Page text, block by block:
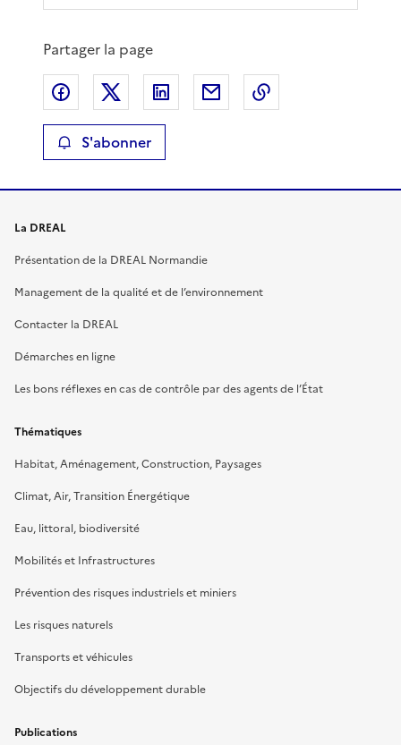
Partager la page
Partager sur Facebook
Partager sur XPartager sur LinkedIn
Partager par email
S'abonner
La DREAL
Présentation de la DREAL Normandie
Management de la qualité et de l’environnement
Contacter la DREAL
Démarches en ligne
Les bons réflexes en cas de contrôle par des agents de l’État
Thématiques
Habitat, Aménagement, Construction, Paysages
Climat, Air, Transition Énergétique
Eau, littoral, biodiversité
Mobilités et Infrastructures
Prévention des risques industriels et miniers
Les risques naturels
Transports et véhicules
Objectifs du développement durable
Publications